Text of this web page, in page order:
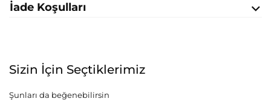
İade Koşulları
Sizin İçin Seçtiklerimiz
Şunları da beğenebilirsin